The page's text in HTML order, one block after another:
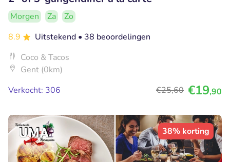
Morgen Za
Zo
8.9
Uitstekend • 38 beoordelingen
Coco & Tacos
Gent (0km)
Verkocht: 306
€25,60 €19,90
38% korting